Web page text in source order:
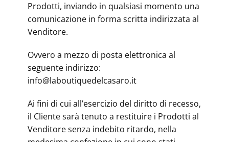
Prodotti, inviando in qualsiasi momento una
comunicazione in forma scritta indirizzata al
Venditore.
Ovvero a mezzo di posta elettronica al
seguente indirizzo:
info@laboutiquedelcasaro.it
Ai fini di cui all’esercizio del diritto di recesso,
il Cliente sarà tenuto a restituire i Prodotti al
Venditore senza indebito ritardo, nella